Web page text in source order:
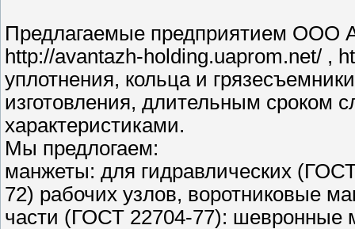
Предлагаемые предприятием ООО
http://avantazh-holding.uaprom.net/ ,
уплотнения, кольца и
изготовления, длительным сроком
характеристиками.
Мы предлогаем:
манжеты: для гидравлических
72) рабочих узлов, воротниковые
части (ГОСТ 22704-77): шевронные